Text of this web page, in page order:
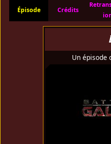
Épisode Crédits
Un épisode